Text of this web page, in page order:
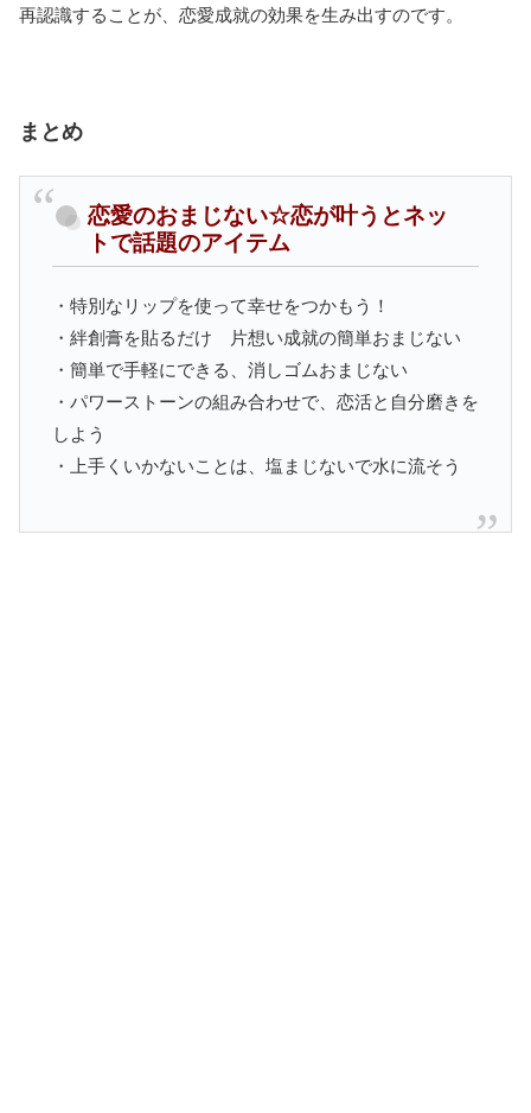
再認識することが、恋愛成就の効果を生み出すのです。
まとめ
恋愛のおまじない☆恋が叶うとネッ
トで話題のアイテム
・特別なリップを使って幸せをつかもう！
・絆創膏を貼るだけ 片想い成就の簡単おまじない
・簡単で手軽にできる、消しゴムおまじない
・パワーストーンの組み合わせで、恋活と自分磨きを
しよう
・上手くいかないことは、塩まじないで水に流そう